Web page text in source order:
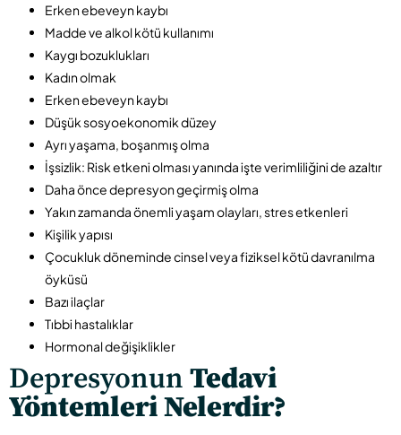
Erken ebeveyn kaybı
Madde ve alkol kötü kullanımı
Kaygı bozuklukları
Kadın olmak
Erken ebeveyn kaybı
Düşük sosyoekonomik düzey
Ayrı yaşama, boşanmış olma
İşsizlik: Risk etkeni olması yanında işte verimliliğini de azaltır
Daha önce depresyon geçirmiş olma
Yakın zamanda önemli yaşam olayları, stres etkenleri
Kişilik yapısı
Çocukluk döneminde cinsel veya fiziksel kötü davranılma
öyküsü
Bazı ilaçlar
Tıbbi hastalıklar
Hormonal değişiklikler
Depresyonun Tedavi
Yöntemleri Nelerdir?